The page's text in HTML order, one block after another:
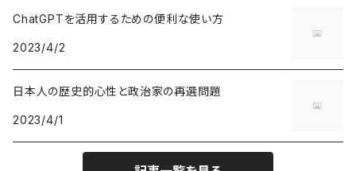
ChatGPTを活用するための便利な使い方
2023/4/2
日本人の歴史的心性と政治家の再選問題
2023/4/1